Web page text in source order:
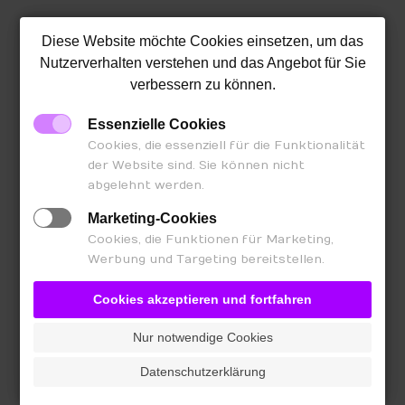
Diese Website möchte Cookies einsetzen, um das
Nutzerverhalten verstehen und das Angebot für Sie
verbessern zu können.
Essenzielle Cookies
Cookies, die essenziell für die Funktionalität
der Website sind. Sie können nicht
abgelehnt werden.
Marketing-Cookies
Cookies, die Funktionen für Marketing,
Werbung und Targeting bereitstellen.
Cookies akzeptieren und fortfahren
Nur notwendige Cookies
Datenschutzerklärung